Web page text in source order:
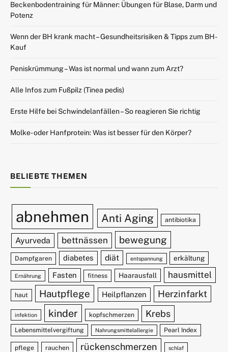
Beckenbodentraining für Männer: Übungen für Blase, Darm und
Potenz
Wenn der BH krank macht – Gesundheitsrisiken & Tipps zum BH-
Kauf
Peniskrümmung – Was ist normal und wann zum Arzt?
Alle Infos zum Fußpilz (Tinea pedis)
Erste Hilfe bei Schwindelanfällen – So reagieren Sie richtig
Molke- oder Hanfprotein: Was ist besser für den Körper?
BELIEBTE THEMEN
abnehmen Anti Aging antibiotika
Ayurveda bettnässen bewegung
Dampfgaren diabetes diät entspannung erkältung
Ernährung Fasten fitness Haarausfall hausmittel
haut Hautpflege Heilpflanzen Herzinfarkt
infektion kinder kopfschmerzen Krebs
Lebensmittelvergiftung Nahrungsmittelallergie Pearl Index
pflege rauchen rückenschmerzen schlaf